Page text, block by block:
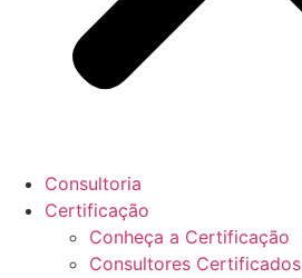
Consultoria
Certificação
Conheça a Certificação
Consultores Certificados